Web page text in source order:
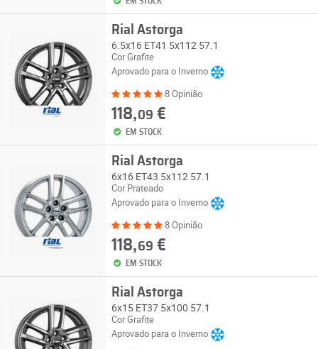
Rial Astorga
6.5x16 ET41 5x112 57.1
Cor Grafite
Aprovado para o Inverno
8 Opinião
118,09 €
EM STOCK
Rial Astorga
6x16 ET43 5x112 57.1
Cor Prateado
Aprovado para o Inverno
8 Opinião
118,69 €
EM STOCK
Rial Astorga
6x15 ET37 5x100 57.1
Cor Grafite
Aprovado para o Inverno